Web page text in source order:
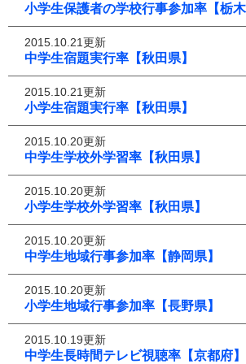
小学生保護者の学校行事参加率【栃木
2015.10.21更新
中学生宿題実行率【秋田県】
2015.10.21更新
小学生宿題実行率【秋田県】
2015.10.20更新
中学生学校外学習率【秋田県】
2015.10.20更新
小学生学校外学習率【秋田県】
2015.10.20更新
中学生地域行事参加率【静岡県】
2015.10.20更新
小学生地域行事参加率【長野県】
2015.10.19更新
中学生長時間テレビ視聴率【京都府】